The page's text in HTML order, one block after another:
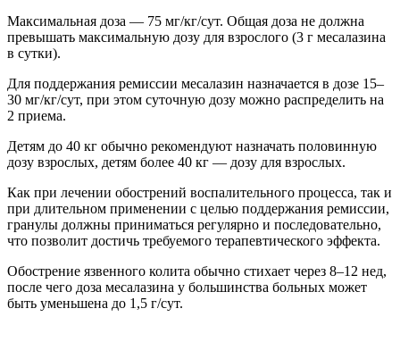
Максимальная доза — 75 мг/кг/сут. Общая доза не должна
превышать максимальную дозу для взрослого (3 г месалазина
в cутки).
Для поддержания ремиссии месалазин назначается в дозе 15–
30 мг/кг/сут, при этом суточную дозу можно распределить на
2 приема.
Детям до 40 кг обычно рекомендуют назначать половинную
дозу взрослых, детям более 40 кг — дозу для взрослых.
Как при лечении обострений воспалительного процесса, так и
при длительном применении с целью поддержания ремиссии,
гранулы должны приниматься регулярно и последовательно,
что позволит достичь требуемого терапевтического эффекта.
Обострение язвенного колита обычно стихает через 8–12 нед,
после чего доза месалазина у большинства больных может
быть уменьшена до 1,5 г/сут.